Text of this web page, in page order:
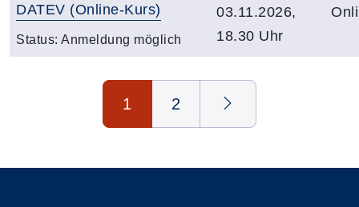
DATEV (Online-Kurs)
Status: Anmeldung möglich
03.11.2026,
18.30 Uhr
1 2